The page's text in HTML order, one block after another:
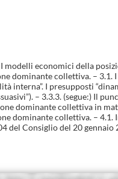
modelli economici della
dominante collettiva. – 3.1.
interna”. I presupposti
– 3.3.3. (segue:) Il
dominante collettiva in
dominante collettiva. – 4.1.
del Consiglio del 20 gennaio